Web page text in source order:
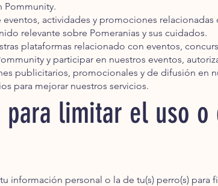
Pommunity.
actividades y promociones
relevante sobre Pomeranias y sus cuidados.
plataformas relacionado con eventos,
y participar en nuestros eventos,
publicitarios, promocionales y de difusión en
para mejorar nuestros servicios.
para limitar el uso o
información personal o la de tu(s) perro(s)